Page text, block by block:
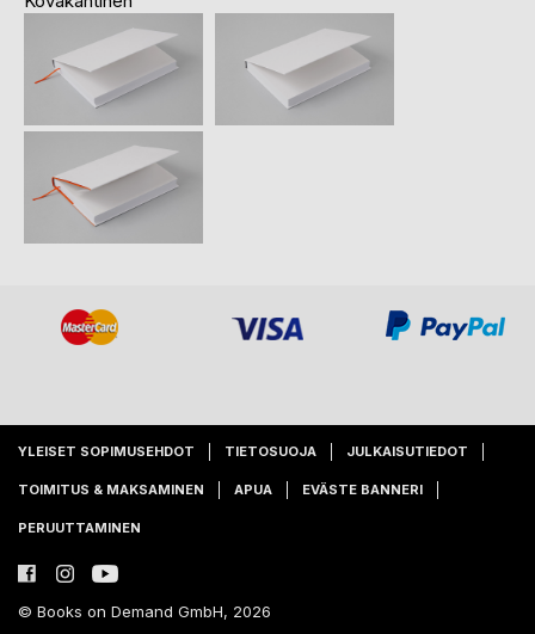
YLEISET SOPIMUSEHDOT TIETOSUOJA JULKAISUTIEDOT
TOIMITUS & MAKSAMINEN APUA EVÄSTE BANNERI
PERUUTTAMINEN
© Books on Demand GmbH, 2026